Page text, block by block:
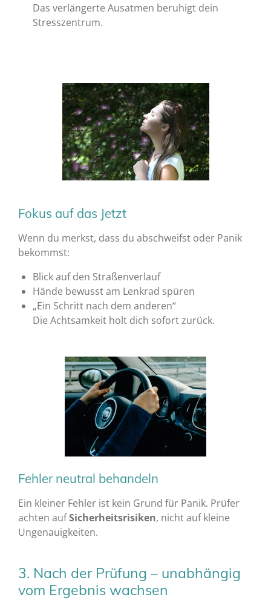
Das verlängerte Ausatmen beruhigt dein
Stresszentrum.
Fokus auf das Jetzt
Wenn du merkst, dass du abschweifst oder Panik
bekommst:
Blick auf den Straßenverlauf
Hände bewusst am Lenkrad spüren
„Ein Schritt nach dem anderen“
Die Achtsamkeit holt dich sofort zurück.
Fehler neutral behandeln
Ein kleiner Fehler ist kein Grund für Panik. Prüfer
achten aufSicherheitsrisiken, nicht auf kleine
Ungenauigkeiten.
3. Nach der Prüfung – unabhängig
vom Ergebnis wachsen